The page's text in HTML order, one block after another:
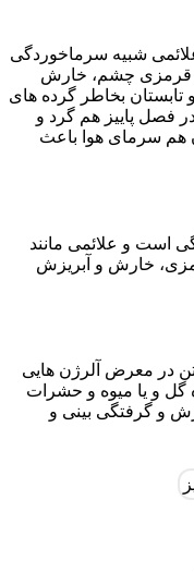
شبیه سرماخوردگی
قرمزی چشم، خارش
بخاطر گرده های
فصل پاییز هم گرد و
هم سرمای هوا باعث
است و علائمی مانند
خارش و آبریزش
در معرض آلرژن هایی
گل و یا میوه و حشرات
و گرفتگی بینی و